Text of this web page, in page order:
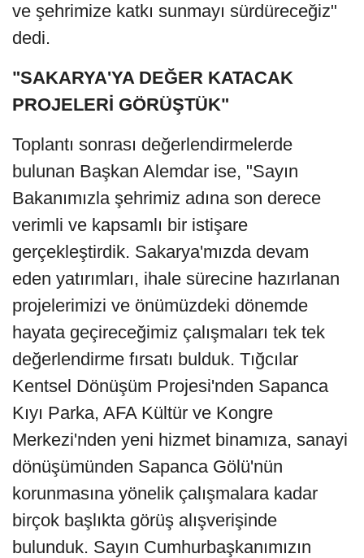
ve şehrimize katkı sunmayı sürdüreceğiz"
dedi.
"SAKARYA'YA DEĞER KATACAK
PROJELERİ GÖRÜŞTÜK"
Toplantı sonrası değerlendirmelerde
bulunan Başkan Alemdar ise, "Sayın
Bakanımızla şehrimiz adına son derece
verimli ve kapsamlı bir istişare
gerçekleştirdik. Sakarya'mızda devam
eden yatırımları, ihale sürecine hazırlanan
projelerimizi ve önümüzdeki dönemde
hayata geçireceğimiz çalışmaları tek tek
değerlendirme fırsatı bulduk. Tığcılar
Kentsel Dönüşüm Projesi'nden Sapanca
Kıyı Parka, AFA Kültür ve Kongre
Merkezi'nden yeni hizmet binamıza, sanayi
dönüşümünden Sapanca Gölü'nün
korunmasına yönelik çalışmalara kadar
birçok başlıkta görüş alışverişinde
bulunduk. Sayın Cumhurbaşkanımızın